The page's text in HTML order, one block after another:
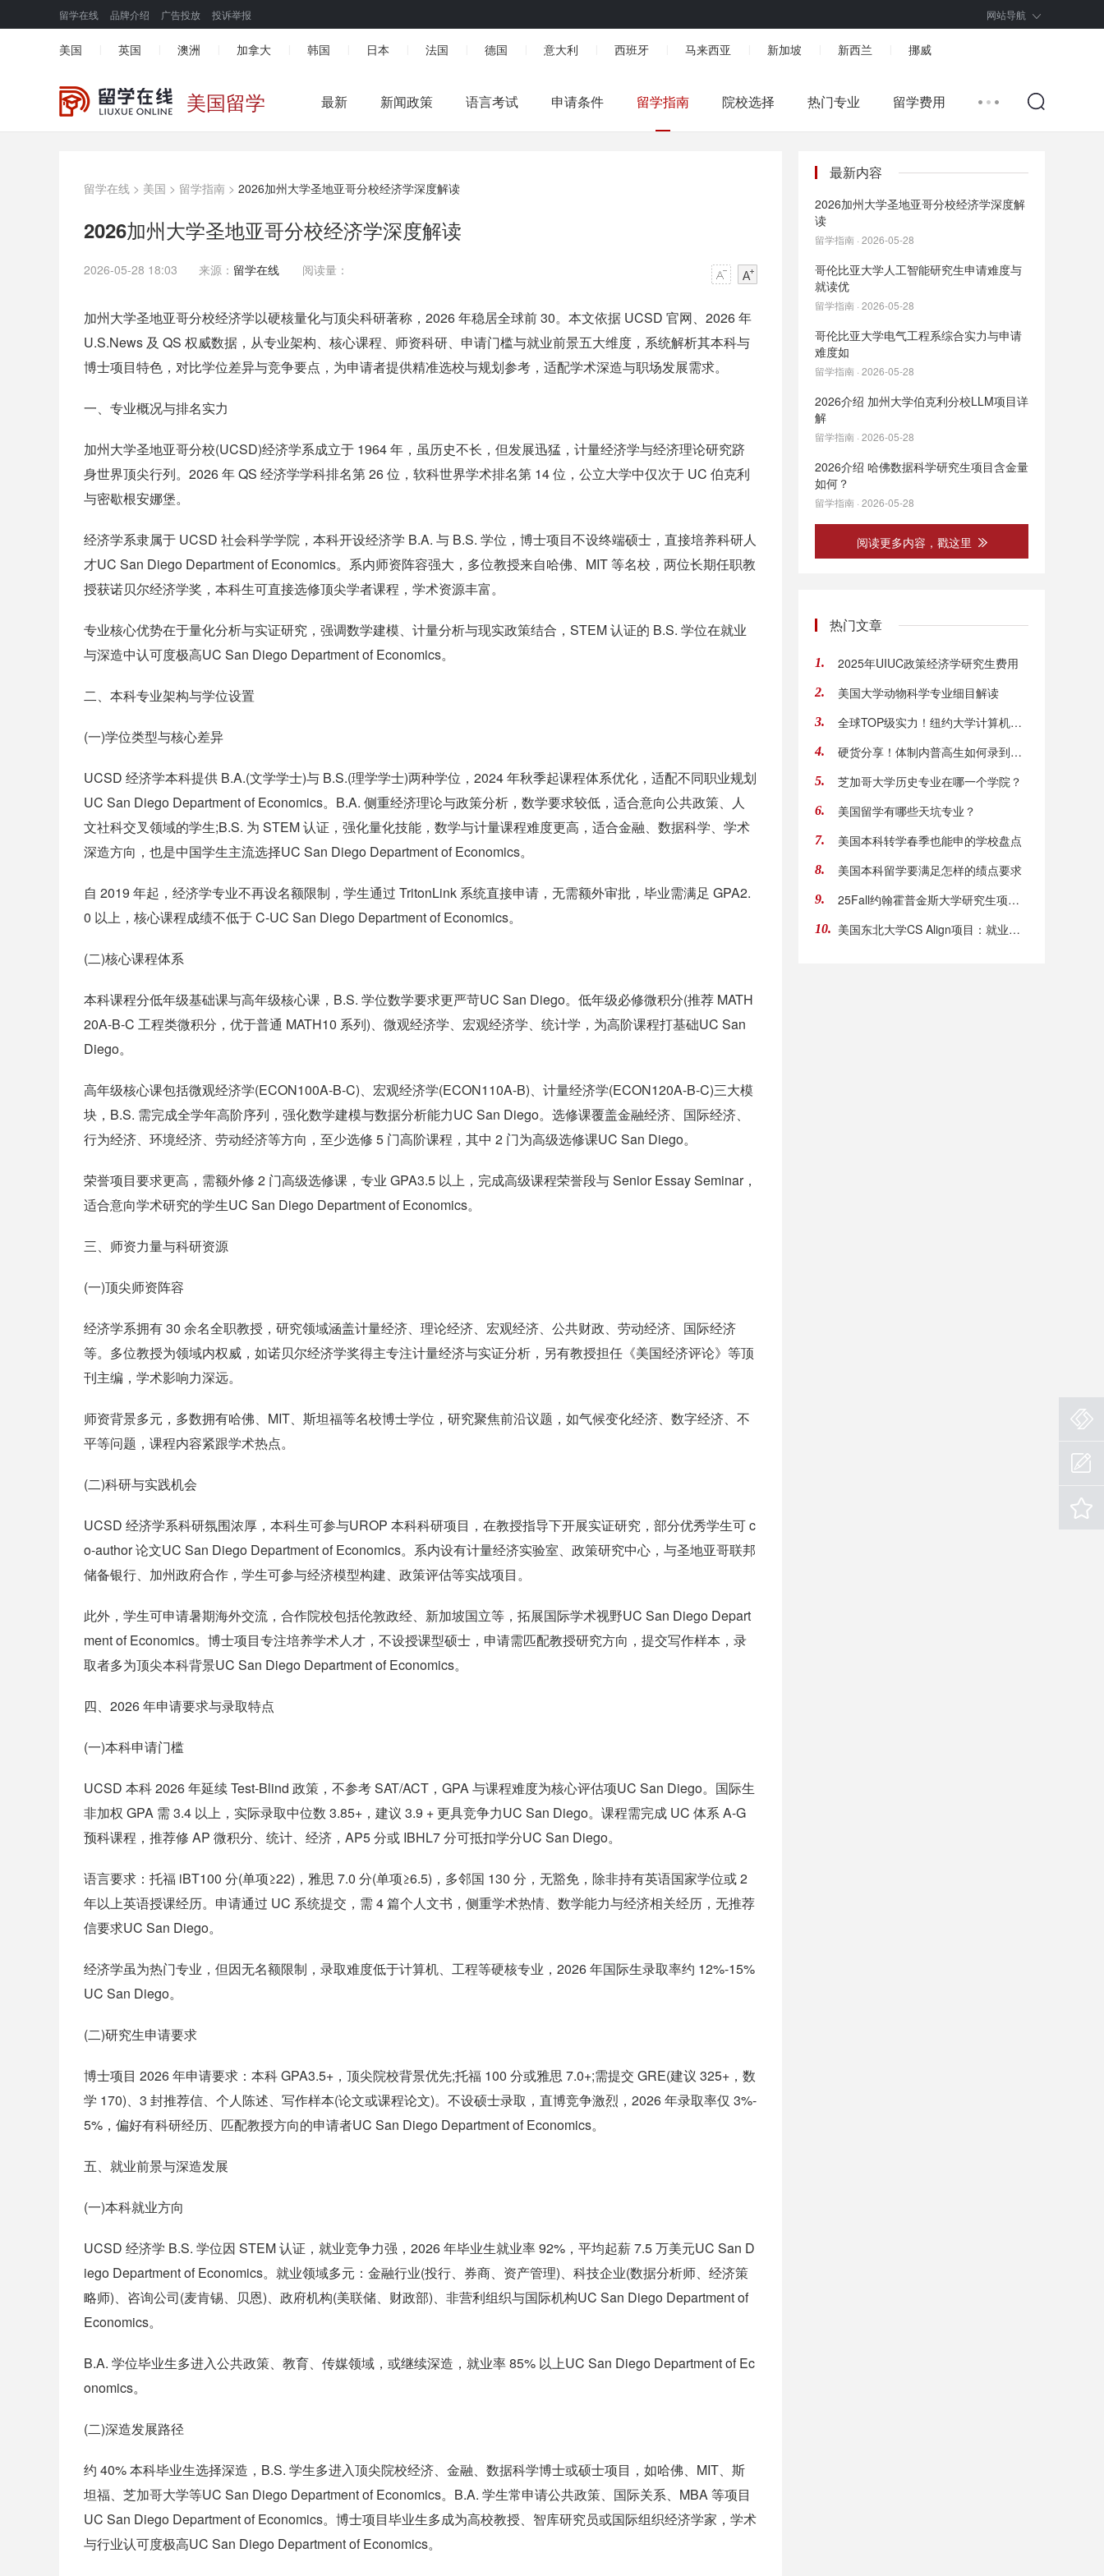
留学在线 品牌介绍 广告投放 投诉举报 网站导航
美国 英国 澳洲 加拿大 韩国 日本 法国 德国 意大利 西班牙 马来西亚 新加坡 新西兰 挪威
美国留学 最新 新闻政策 语言考试 申请条件 留学指南 院校选择 热门专业 留学费用
留学在线 > 美国 > 留学指南 > 2026加州大学圣地亚哥分校经济学深度解读
2026加州大学圣地亚哥分校经济学深度解读
2026-05-28 18:03 来源： 留学在线 阅读量：
加州大学圣地亚哥分校经济学以硬核量化与顶尖科研著称，2026 年稳居全球前 30。本文依据 UCSD 官网、2026 年
U.S.News 及 QS 权威数据，从专业架构、核心课程、师资科研、申请门槛与就业前景五大维度，系统解析其本科与
博士项目特色，对比学位差异与竞争要点，为申请者提供精准选校与规划参考，适配学术深造与职场发展需求。
一、专业概况与排名实力
加州大学圣地亚哥分校(UCSD)经济学系成立于 1964 年，虽历史不长，但发展迅猛，计量经济学与经济理论研究跻
身世界顶尖行列。2026 年 QS 经济学学科排名第 26 位，软科世界学术排名第 14 位，公立大学中仅次于 UC 伯克利
与密歇根安娜堡。
经济学系隶属于 UCSD 社会科学学院，本科开设经济学 B.A. 与 B.S. 学位，博士项目不设终端硕士，直接培养科研人
才UC San Diego Department of Economics。系内师资阵容强大，多位教授来自哈佛、MIT 等名校，两位长期任职教
授获诺贝尔经济学奖，本科生可直接选修顶尖学者课程，学术资源丰富。
专业核心优势在于量化分析与实证研究，强调数学建模、计量分析与现实政策结合，STEM 认证的 B.S. 学位在就业
与深造中认可度极高UC San Diego Department of Economics。
二、本科专业架构与学位设置
(一)学位类型与核心差异
UCSD 经济学本科提供 B.A.(文学学士)与 B.S.(理学学士)两种学位，2024 年秋季起课程体系优化，适配不同职业规划
UC San Diego Department of Economics。B.A. 侧重经济理论与政策分析，数学要求较低，适合意向公共政策、人
文社科交叉领域的学生;B.S. 为 STEM 认证，强化量化技能，数学与计量课程难度更高，适合金融、数据科学、学术
深造方向，也是中国学生主流选择UC San Diego Department of Economics。
自 2019 年起，经济学专业不再设名额限制，学生通过 TritonLink 系统直接申请，无需额外审批，毕业需满足 GPA2.
0 以上，核心课程成绩不低于 C-UC San Diego Department of Economics。
(二)核心课程体系
本科课程分低年级基础课与高年级核心课，B.S. 学位数学要求更严苛UC San Diego。低年级必修微积分(推荐 MATH
20A-B-C 工程类微积分，优于普通 MATH10 系列)、微观经济学、宏观经济学、统计学，为高阶课程打基础UC San
Diego。
高年级核心课包括微观经济学(ECON100A-B-C)、宏观经济学(ECON110A-B)、计量经济学(ECON120A-B-C)三大模
块，B.S. 需完成全学年高阶序列，强化数学建模与数据分析能力UC San Diego。选修课覆盖金融经济、国际经济、
行为经济、环境经济、劳动经济等方向，至少选修 5 门高阶课程，其中 2 门为高级选修课UC San Diego。
荣誉项目要求更高，需额外修 2 门高级选修课，专业 GPA3.5 以上，完成高级课程荣誉段与 Senior Essay Seminar，
适合意向学术研究的学生UC San Diego Department of Economics。
三、师资力量与科研资源
(一)顶尖师资阵容
经济学系拥有 30 余名全职教授，研究领域涵盖计量经济、理论经济、宏观经济、公共财政、劳动经济、国际经济
等。多位教授为领域内权威，如诺贝尔经济学奖得主专注计量经济与实证分析，另有教授担任《美国经济评论》等顶
刊主编，学术影响力深远。
师资背景多元，多数拥有哈佛、MIT、斯坦福等名校博士学位，研究聚焦前沿议题，如气候变化经济、数字经济、不
平等问题，课程内容紧跟学术热点。
(二)科研与实践机会
UCSD 经济学系科研氛围浓厚，本科生可参与UROP 本科科研项目，在教授指导下开展实证研究，部分优秀学生可 c
o-author 论文UC San Diego Department of Economics。系内设有计量经济实验室、政策研究中心，与圣地亚哥联邦
储备银行、加州政府合作，学生可参与经济模型构建、政策评估等实战项目。
此外，学生可申请暑期海外交流，合作院校包括伦敦政经、新加坡国立等，拓展国际学术视野UC San Diego Depart
ment of Economics。博士项目专注培养学术人才，不设授课型硕士，申请需匹配教授研究方向，提交写作样本，录
取者多为顶尖本科背景UC San Diego Department of Economics。
四、2026 年申请要求与录取特点
(一)本科申请门槛
UCSD 本科 2026 年延续 Test-Blind 政策，不参考 SAT/ACT，GPA 与课程难度为核心评估项UC San Diego。国际生
非加权 GPA 需 3.4 以上，实际录取中位数 3.85+，建议 3.9 + 更具竞争力UC San Diego。课程需完成 UC 体系 A-G
预科课程，推荐修 AP 微积分、统计、经济，AP5 分或 IBHL7 分可抵扣学分UC San Diego。
语言要求：托福 iBT100 分(单项≥22)，雅思 7.0 分(单项≥6.5)，多邻国 130 分，无豁免，除非持有英语国家学位或 2
年以上英语授课经历。申请通过 UC 系统提交，需 4 篇个人文书，侧重学术热情、数学能力与经济相关经历，无推荐
信要求UC San Diego。
经济学虽为热门专业，但因无名额限制，录取难度低于计算机、工程等硬核专业，2026 年国际生录取率约 12%-15%
UC San Diego。
(二)研究生申请要求
博士项目 2026 年申请要求：本科 GPA3.5+，顶尖院校背景优先;托福 100 分或雅思 7.0+;需提交 GRE(建议 325+，数
学 170)、3 封推荐信、个人陈述、写作样本(论文或课程论文)。不设硕士录取，直博竞争激烈，2026 年录取率仅 3%-
5%，偏好有科研经历、匹配教授方向的申请者UC San Diego Department of Economics。
五、就业前景与深造发展
(一)本科就业方向
UCSD 经济学 B.S. 学位因 STEM 认证，就业竞争力强，2026 年毕业生就业率 92%，平均起薪 7.5 万美元UC San D
iego Department of Economics。就业领域多元：金融行业(投行、券商、资产管理)、科技企业(数据分析师、经济策
略师)、咨询公司(麦肯锡、贝恩)、政府机构(美联储、财政部)、非营利组织与国际机构UC San Diego Department of
Economics。
B.A. 学位毕业生多进入公共政策、教育、传媒领域，或继续深造，就业率 85% 以上UC San Diego Department of Ec
onomics。
(二)深造发展路径
约 40% 本科毕业生选择深造，B.S. 学生多进入顶尖院校经济、金融、数据科学博士或硕士项目，如哈佛、MIT、斯
坦福、芝加哥大学等UC San Diego Department of Economics。B.A. 学生常申请公共政策、国际关系、MBA 等项目
UC San Diego Department of Economics。博士项目毕业生多成为高校教授、智库研究员或国际组织经济学家，学术
与行业认可度极高UC San Diego Department of Economics。
最新内容
2026加州大学圣地亚哥分校经济学深度解
读
留学指南 · 2026-05-28
哥伦比亚大学人工智能研究生申请难度与
就读优
留学指南 · 2026-05-28
哥伦比亚大学电气工程系综合实力与申请
难度如
留学指南 · 2026-05-28
2026介绍 加州大学伯克利分校LLM项目详
解
留学指南 · 2026-05-28
2026介绍 哈佛数据科学研究生项目含金量
如何？
留学指南 · 2026-05-28
阅读更多内容，戳这里
热门文章
1. 2025年UIUC政策经济学研究生费用
2. 美国大学动物科学专业细目解读
3. 全球TOP级实力！纽约大学计算机专业世界排名揭
4. 硬货分享！体制内普高生如何录到美本Top30？
5. 芝加哥大学历史专业在哪一个学院？
6. 美国留学有哪些天坑专业？
7. 美国本科转学春季也能申的学校盘点
8. 美国本科留学要满足怎样的绩点要求
9. 25Fall约翰霍普金斯大学研究生项目申请DDL汇总
10. 美国东北大学CS Align项目：就业导向型+适合零基